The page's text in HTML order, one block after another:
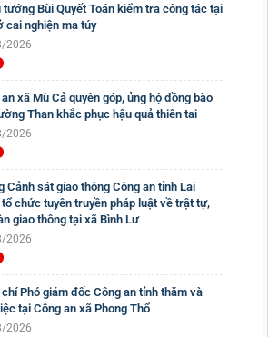
tướng Bùi Quyết Toán kiểm tra công tác tại
cai nghiện ma túy
2026
xã Mù Cả quyên góp, ủng hộ đồng bào
Than khắc phục hậu quả thiên tai
2026
Cảnh sát giao thông Công an tỉnh Lai
tổ chức tuyên truyền pháp luật về trật tự,
giao thông tại xã Bình Lư
2026
Phó giám đốc Công an tỉnh thăm và
tại Công an xã Phong Thổ
2026